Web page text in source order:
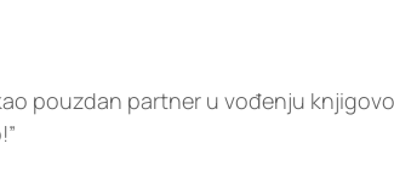
pouzdan partner u vođenju